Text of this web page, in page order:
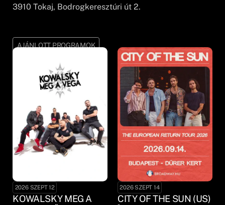
3910 Tokaj, Bodrogkeresztúri út 2.
AJÁNLOTT PROGRAMOK
2026 SZEPT 12
KOWALSKY MEG A
2026 SZEPT 14
CITY OF THE SUN (US)